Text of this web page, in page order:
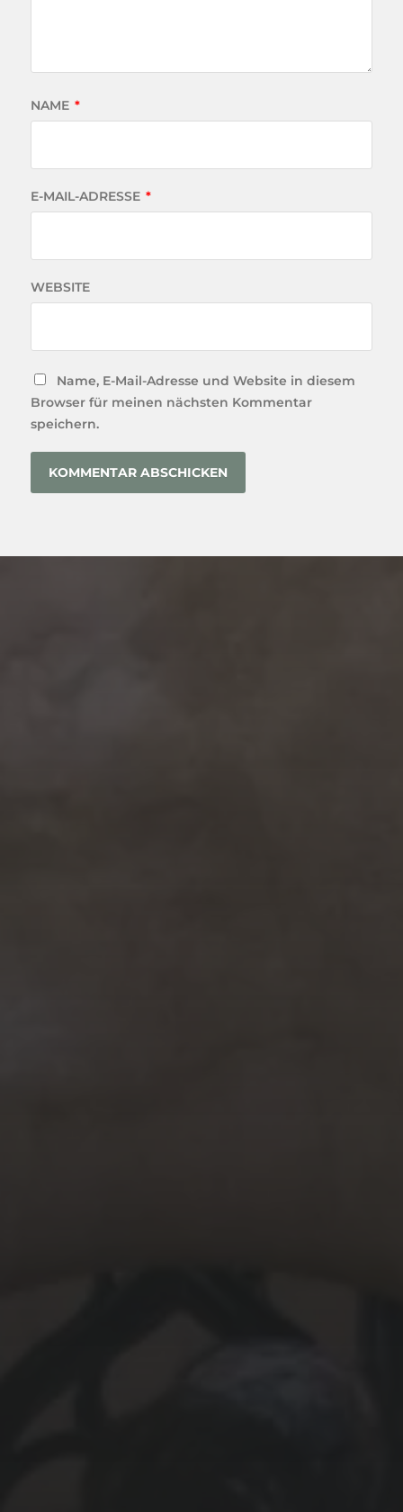
NAME *
E-MAIL-ADRESSE *
WEBSITE
Name, E-Mail-Adresse und Website in diesem
Browser für meinen nächsten Kommentar
speichern.